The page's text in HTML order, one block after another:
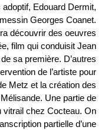
adoptif, Edouard Dermit,
Georges Coanet.
découvrir des oeuvres
film qui conduisit Jean
sa première. D’autres
de l’artiste pour
Metz et la création des
Une partie de
vitrail chez Cocteau. On
partielle d’une